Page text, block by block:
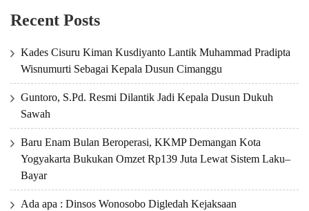
Recent Posts
Kades Cisuru Kiman Kusdiyanto Lantik Muhammad Pradipta
Wisnumurti Sebagai Kepala Dusun Cimanggu
Guntoro, S.Pd. Resmi Dilantik Jadi Kepala Dusun Dukuh
Sawah
Baru Enam Bulan Beroperasi, KKMP Demangan Kota
Yogyakarta Bukukan Omzet Rp139 Juta Lewat Sistem Laku–
Bayar
Ada apa : Dinsos Wonosobo Digledah Kejaksaan